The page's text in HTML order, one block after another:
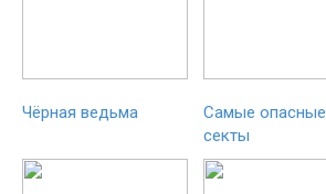
Чёрная ведьма
Самые опасные
секты